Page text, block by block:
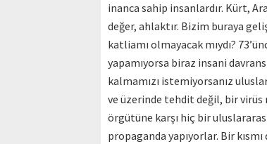
inanca sahip insanlardır. Kürt,
değer, ahlaktır. Bizim buraya
katliamı olmayacak mıydı?
yapamıyorsa biraz insani
kalmamızı istemiyorsanız
ve üzerinde tehdit değil, bir
örgütüne karşı hiç bir
propaganda yapıyorlar. Bir